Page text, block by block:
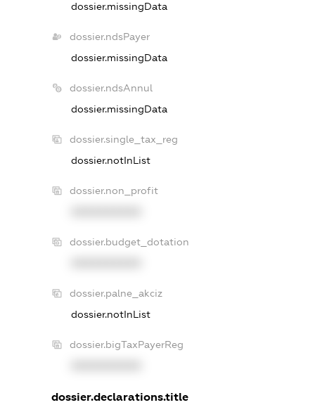
dossier.missingData
dossier.ndsPayer
dossier.missingData
dossier.ndsAnnul
dossier.missingData
dossier.single_tax_reg
dossier.notInList
dossier.non_profit
dossier.budget_dotation
dossier.palne_akciz
dossier.notInList
dossier.bigTaxPayerReg
dossier.declarations.title